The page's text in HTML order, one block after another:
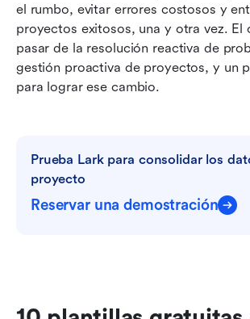
el rumbo, evitar errores costosos y
proyectos exitosos, una y otra vez. El
pasar de la resolución reactiva de
gestión proactiva de proyectos, y un
para lograr ese cambio.
Prueba Lark para consolidar los
proyecto
Reservar una demostración